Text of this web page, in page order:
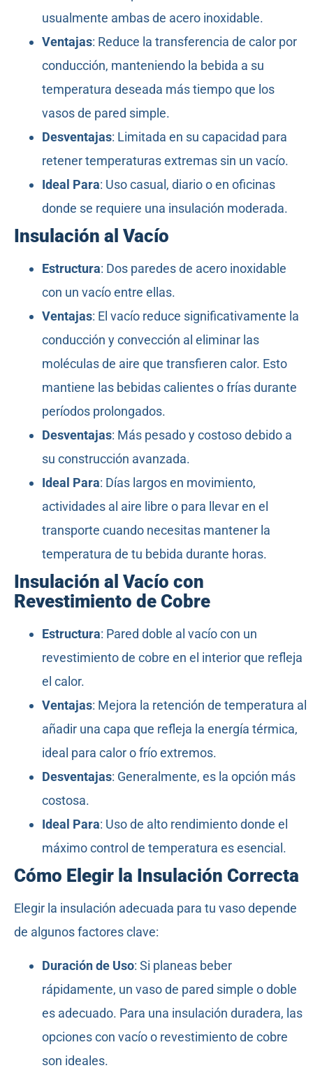
usualmente ambas de acero inoxidable.
Ventajas: Reduce la transferencia de calor por
conducción, manteniendo la bebida a su
temperatura deseada más tiempo que los
vasos de pared simple.
Desventajas: Limitada en su capacidad para
retener temperaturas extremas sin un vacío.
Ideal Para: Uso casual, diario o en oficinas
donde se requiere una insulación moderada.
Insulación al Vacío
Estructura: Dos paredes de acero inoxidable
con un vacío entre ellas.
Ventajas: El vacío reduce significativamente la
conducción y convección al eliminar las
moléculas de aire que transfieren calor. Esto
mantiene las bebidas calientes o frías durante
períodos prolongados.
Desventajas: Más pesado y costoso debido a
su construcción avanzada.
Ideal Para: Días largos en movimiento,
actividades al aire libre o para llevar en el
transporte cuando necesitas mantener la
temperatura de tu bebida durante horas.
Insulación al Vacío con
Revestimiento de Cobre
Estructura: Pared doble al vacío con un
revestimiento de cobre en el interior que refleja
el calor.
Ventajas: Mejora la retención de temperatura al
añadir una capa que refleja la energía térmica,
ideal para calor o frío extremos.
Desventajas: Generalmente, es la opción más
costosa.
Ideal Para: Uso de alto rendimiento donde el
máximo control de temperatura es esencial.
Cómo Elegir la Insulación Correcta
Elegir la insulación adecuada para tu vaso depende
de algunos factores clave:
Duración de Uso: Si planeas beber
rápidamente, un vaso de pared simple o doble
es adecuado. Para una insulación duradera, las
opciones con vacío o revestimiento de cobre
son ideales.